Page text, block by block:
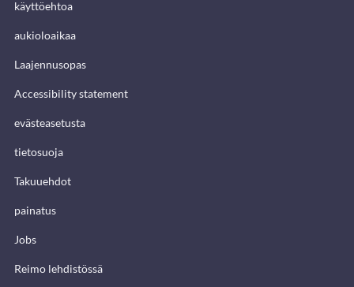
käyttöehtoa
aukioloaikaa
Laajennusopas
Accessibility statement
evästeasetusta
tietosuoja
Takuuehdot
painatus
Jobs
Reimo lehdistössä